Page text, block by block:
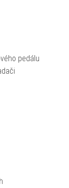
pedálu